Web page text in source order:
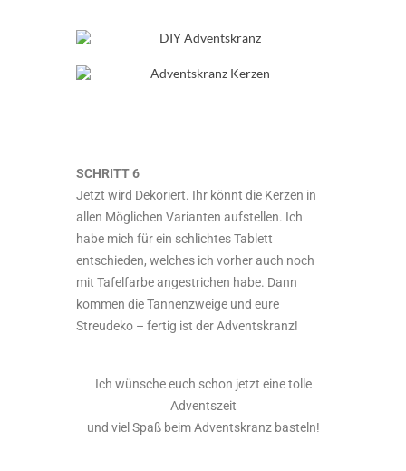
SCHRITT 6
Jetzt wird Dekoriert. Ihr könnt die Kerzen in
allen Möglichen Varianten aufstellen. Ich
habe mich für ein schlichtes Tablett
entschieden, welches ich vorher auch noch
mit Tafelfarbe angestrichen habe. Dann
kommen die Tannenzweige und eure
Streudeko – fertig ist der Adventskranz!
Ich wünsche euch schon jetzt eine tolle
Adventszeit
und viel Spaß beim Adventskranz basteln!